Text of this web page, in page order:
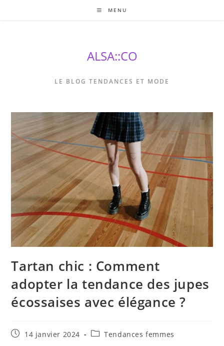
MENU
ALSA::CO
LE BLOG TENDANCES ET MODE
Tartan chic : Comment
adopter la tendance des jupes
écossaises avec élégance ?
Publication
14 janvier 2024
PostTendances femmes